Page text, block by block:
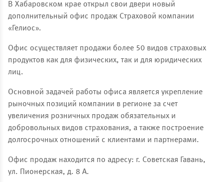
В Хабаровском крае открыл свои двери новый
дополнительный офис продаж Страховой компании
«Гелиос».
Офис осуществляет продажи более 50 видов страховых
продуктов как для физических, так и для юридических
лиц.
Основной задачей работы офиса является укрепление
рыночных позиций компании в регионе за счет
увеличения розничных продаж обязательных и
добровольных видов страхования, а также построение
долгосрочных отношений с клиентами и партнерами.
Офис продаж находится по адресу: г. Советская Гавань,
ул. Пионерская, д. 8 А.